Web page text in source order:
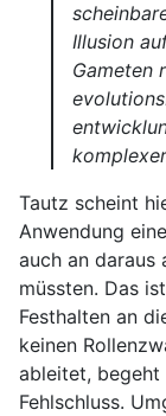
Illusion
Gameten
Tautz scheint
Anwendung
auch an daraus
müssten. Das
Festhalten an
keinen
ableitet, begeht
Fehlschluss.